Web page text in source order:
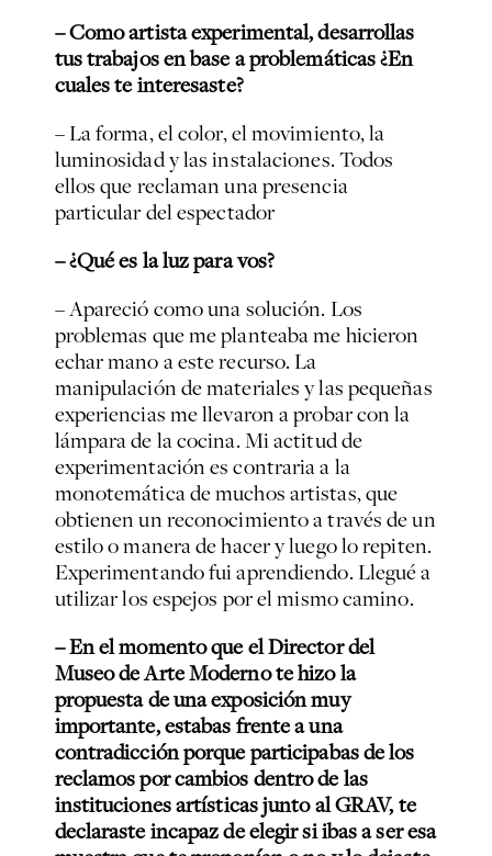
– Como artista experimental, desarrollas
tus trabajos en base a problemáticas ¿En
cuales te interesaste?
– La forma, el color, el movimiento, la
luminosidad y las instalaciones. Todos
ellos que reclaman una presencia
particular del espectador
– ¿Qué es la luz para vos?
– Apareció como una solución. Los
problemas que me planteaba me hicieron
echar mano a este recurso. La
manipulación de materiales y las pequeñas
experiencias me llevaron a probar con la
lámpara de la cocina. Mi actitud de
experimentación es contraria a la
monotemática de muchos artistas, que
obtienen un reconocimiento a través de un
estilo o manera de hacer y luego lo repiten.
Experimentando fui aprendiendo. Llegué a
utilizar los espejos por el mismo camino.
– En el momento que el Director del
Museo de Arte Moderno te hizo la
propuesta de una exposición muy
importante, estabas frente a una
contradicción porque participabas de los
reclamos por cambios dentro de las
instituciones artísticas junto al GRAV, te
declaraste incapaz de elegir si ibas a ser esa